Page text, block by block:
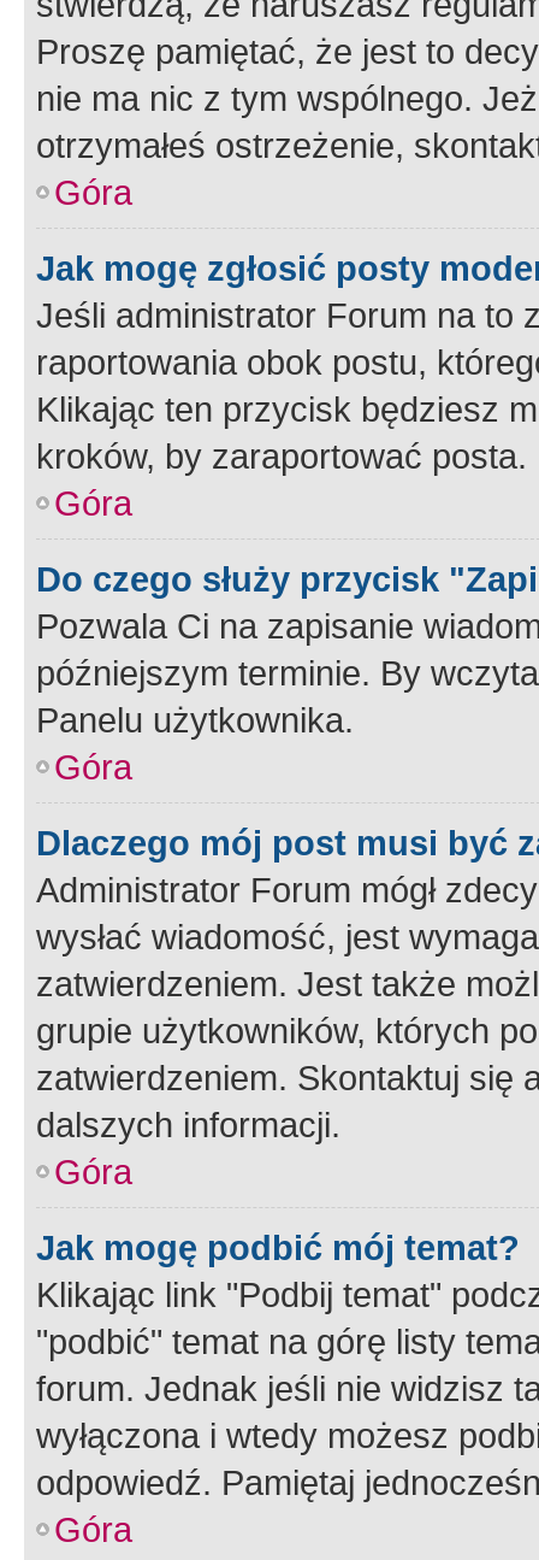
Proszę pamiętać, że jest to
nie ma nic z tym wspólnego.
otrzymałeś ostrzeżenie,
Góra
Jak mogę zgłosić posty
Jeśli administrator Forum na to
raportowania obok postu,
Klikając ten przycisk będziesz
kroków, by zaraportować posta.
Góra
Do czego służy przycisk
Pozwala Ci na zapisanie
późniejszym terminie. By
Panelu użytkownika.
Góra
Dlaczego mój post musi być
Administrator Forum mógł
wysłać wiadomość, jest
zatwierdzeniem. Jest także
grupie użytkowników, których
zatwierdzeniem. Skontaktuj się
dalszych informacji.
Góra
Jak mogę podbić mój temat?
Klikając link "Podbij temat"
"podbić" temat na górę listy
forum. Jednak jeśli nie widzisz
wyłączona i wtedy możesz
odpowiedź. Pamiętaj
Góra